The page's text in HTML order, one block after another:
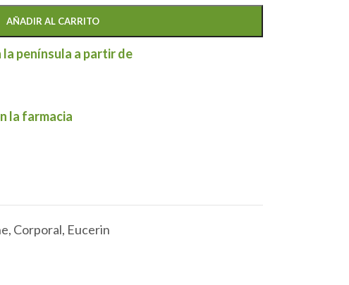
AÑADIR AL CARRITO
península a partir de
la farmacia
, Corporal, Eucerin